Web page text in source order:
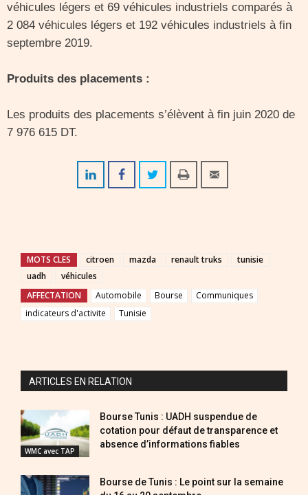
véhicules légers et 69 véhicules industriels comparés à
2 084 véhicules légers et 192 véhicules industriels à fin
septembre 2019.
Produits des placements :
Les produits des placements s’élèvent à fin juin 2020 de
7 976 615 DT.
MOTS CLES citroen mazda renault truks
tunisie
uadh
véhicules
AFFECTATION
Automobile Bourse
Communiques
indicateurs d'activite
Tunisie
ARTICLES EN RELATION
WMC avec TAP
Bourse Tunis : UADH suspendue de
cotation pour défaut de transparence et
absence d’informations fiables
Bourse de Tunis : Le point sur la semaine